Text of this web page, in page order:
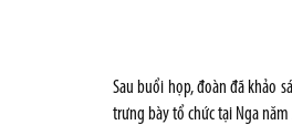
Sau buổi họp, đoàn đã khảo
trưng bày tổ chức tại Nga